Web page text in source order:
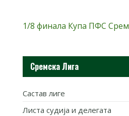
1/8 финала Купа ПФС
Сремска Лига
Састав лиге
Листа судија и делегата